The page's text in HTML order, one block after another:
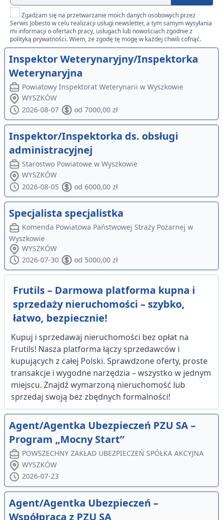
Zgadzam się na przetwarzanie moich danych osobowych przez
Serwis Jobesto w celu realizacji usługi newsletter, a tym samym wysyłania
mi informacji o ofertach pracy, usługach lub nowościach zgodnie z
polityką prywatności. Wiem, że zgodę tę mogę w każdej chwili cofnąć.
Inspektor Weterynaryjny/Inspektorka
Weterynaryjna
Powiatowy Inspektorat Weterynarii w Wyszkowie
WYSZKÓW
2026-08-07
od 7000,00 zł
Inspektor/Inspektorka ds. obsługi
administracyjnej
Starostwo Powiatowe w Wyszkowie
WYSZKÓW
2026-08-05
od 6000,00 zł
Specjalista specjalistka
Komenda Powiatowa Państwowej Straży Pożarnej w
Wyszkowie
WYSZKÓW
2026-07-30
od 5000,00 zł
Frutils – Darmowa platforma kupna i
sprzedaży nieruchomości – szybko,
łatwo, bezpiecznie!
Kupuj i sprzedawaj nieruchomości bez opłat na
Frutils! Nasza platforma łączy sprzedawców i
kupujących z całej Polski. Sprawdzone oferty, proste
transakcje i wygodne narzędzia – wszystko w jednym
miejscu. Znajdź wymarzoną nieruchomość lub
sprzedaj swoją bez zbędnych formalności!
Agent/Agentka Ubezpieczeń PZU SA –
Program „Mocny Start”
POWSZECHNY ZAKŁAD UBEZPIECZEŃ SPÓŁKA AKCYJNA
WYSZKÓW
2026-07-23
Agent/Agentka Ubezpieczeń –
Współpraca z PZU SA